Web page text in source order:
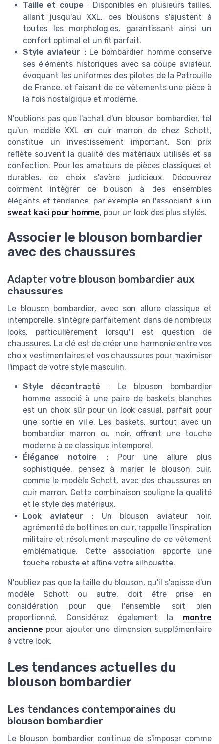
Taille et coupe : Disponibles en plusieurs tailles,
allant jusqu'au XXL, ces blousons s'ajustent à
toutes les morphologies, garantissant ainsi un
confort optimal et un fit parfait.
Style aviateur :Le bombardier homme conserve
ses éléments historiques avec sa coupe aviateur,
évoquant les uniformes des pilotes de la Patrouille
de France, et faisant de ce vêtements une pièce à
la fois nostalgique et moderne.
N'oublions pas que l'achat d'un blouson bombardier, tel
qu'un modèle XXL en cuir marron de chez Schott,
constitue un investissement important. Son prix
reflète souvent la qualité des matériaux utilisés et sa
confection. Pour les amateurs de pièces classiques et
durables, ce choix s'avère judicieux. Découvrez
comment intégrer ce blouson à des ensembles
élégants et tendance, par exemple en l'associant à un
sweat kaki pour homme, pour un look des plus stylés.
Associer le blouson bombardier
avec des chaussures
Adapter votre blouson bombardier aux
chaussures
Le blouson bombardier, avec son allure classique et
intemporelle, s'intègre parfaitement dans de nombreux
looks, particulièrement lorsqu'il est question de
chaussures. La clé est de créer une harmonie entre vos
choix vestimentaires et vos chaussures pour maximiser
l'impact de votre style masculin.
Style décontracté :Le blouson bombardier
homme associé à une paire de baskets blanches
est un choix sûr pour un look casual, parfait pour
une sortie en ville. Les baskets, surtout avec un
bombardier marron ou noir, offrent une touche
moderne à ce classique intemporel.
Élégance notoire :Pour une allure plus
sophistiquée, pensez à marier le blouson cuir,
comme le modèle Schott, avec des chaussures en
cuir marron. Cette combinaison souligne la qualité
et le style des matériaux.
Look aviateur :Un blouson aviateur noir,
agrémenté de bottines en cuir, rappelle l'inspiration
militaire et résolument masculine de ce vêtement
emblématique. Cette association apporte une
touche robuste et affine votre silhouette.
N'oubliez pas que la taille du blouson, qu'il s'agisse d'un
modèle Schott ou autre, doit être prise en
considération pour que l'ensemble soit bien
proportionné. Considérez également la montre
ancienne pour ajouter une dimension supplémentaire
à votre look.
Les tendances actuelles du
blouson bombardier
Les tendances contemporaines du
blouson bombardier
Le blouson bombardier continue de s'imposer comme